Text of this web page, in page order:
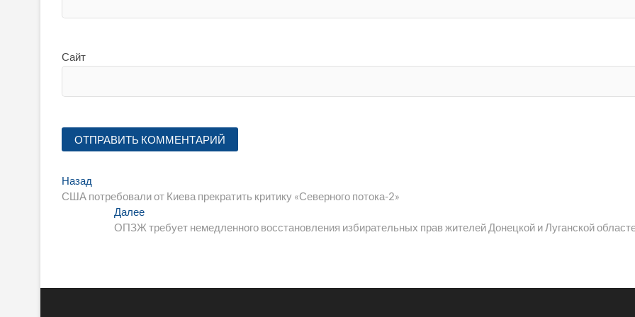
Сайт
Навигация
по
записям
Назад
запись:
США потребовали от Киева прекратить критику «Северного потока-2»
ДалееСледующая
запись:
ОПЗЖ требует немедленного восстановления избирательных прав жителей Донецкой и Луганской